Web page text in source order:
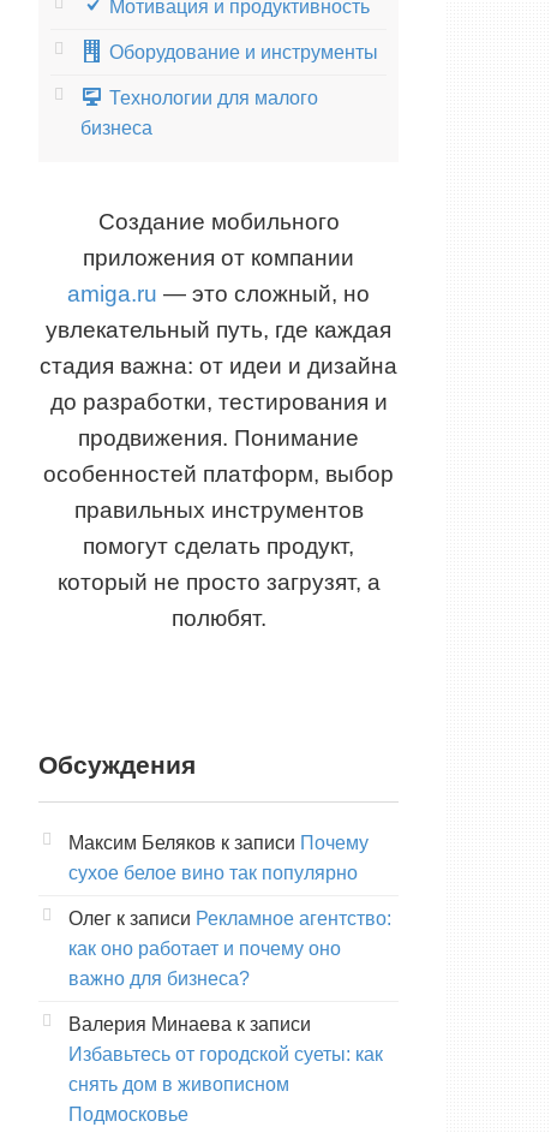
Мотивация и продуктивность
Оборудование и инструменты
Технологии для малого
бизнеса
Создание мобильного
приложения от компании
amiga.ru — это сложный, но
увлекательный путь, где каждая
стадия важна: от идеи и дизайна
до разработки, тестирования и
продвижения. Понимание
особенностей платформ, выбор
правильных инструментов
помогут сделать продукт,
который не просто загрузят, а
полюбят.
Обсуждения
Максим Беляков к записи Почему
сухое белое вино так популярно
Олег к записи Рекламное агентство:
как оно работает и почему оно
важно для бизнеса?
Валерия Минаева к записи
Избавьтесь от городской суеты: как
снять дом в живописном
Подмосковье